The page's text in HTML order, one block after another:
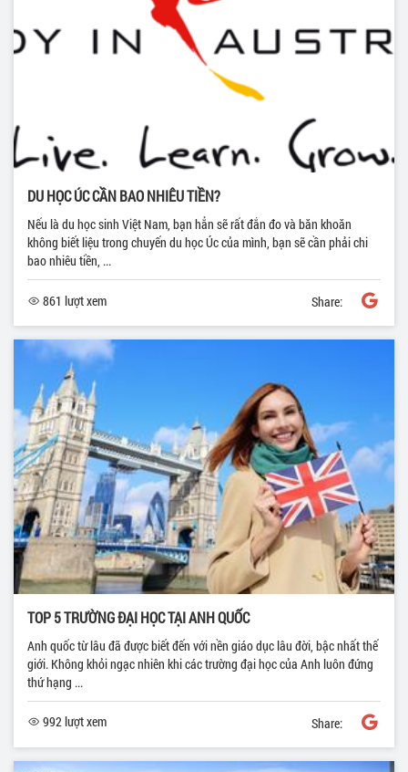
DU HỌC ÚC CẦN BAO NHIÊU TIỀN?
Nếu là du học sinh Việt Nam, bạn hẳn sẽ rất đắn đo và băn khoăn
không biết liệu trong chuyến du học Úc của mình, bạn sẽ cần phải chi
bao nhiêu tiền, ...
861 lượt xem Share:
TOP 5 TRƯỜNG ĐẠI HỌC TẠI ANH QUỐC
Anh quốc từ lâu đã được biết đến với nền giáo dục lâu đời, bậc nhất thế
giới. Không khỏi ngạc nhiên khi các trường đại học của Anh luôn đứng
thứ hạng ...
992 lượt xem Share: